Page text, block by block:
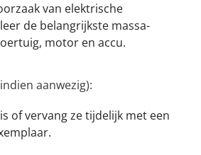
van elektrische
de belangrijkste massa-
motor en accu.
aanwezig):
of vervang ze tijdelijk met een